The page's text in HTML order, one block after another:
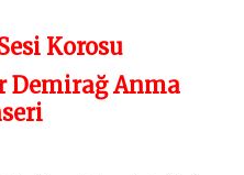
Korosu
Demirağ Anma